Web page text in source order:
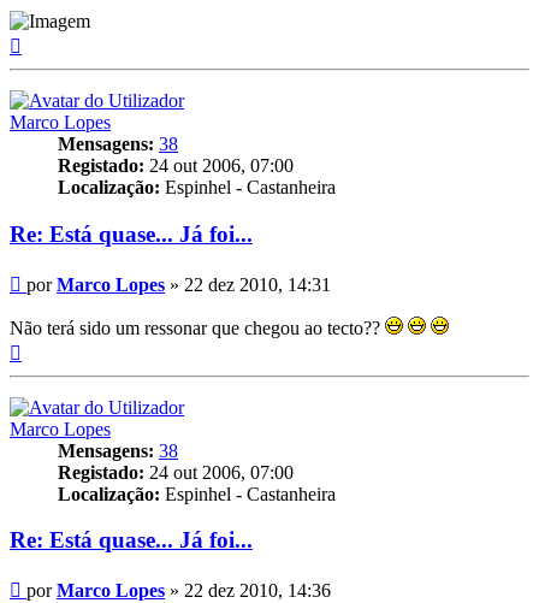
Marco Lopes
Mensagens: 38
Registado: 24 out 2006, 07:00
Localização: Espinhel - Castanheira
Re: Está quase... Já foi...
Mensagem
porMarco Lopes » 22 dez 2010, 14:31
Não terá sido um ressonar que chegou ao tecto??
Marco Lopes
Mensagens: 38
Registado: 24 out 2006, 07:00
Localização: Espinhel - Castanheira
Re: Está quase... Já foi...
Mensagem
porMarco Lopes » 22 dez 2010, 14:36